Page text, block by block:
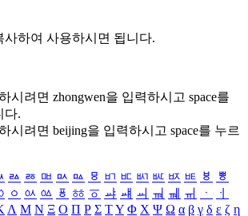
사하여 사용하시면 됩니다.
시려면 zhongwen을 입력하시고 space를
다.
시려면 beijing을 입력하시고 space를 누르
ㅬ ㅭ ㅮ ㅯ ㅰ ㅱ ㅲ ㅳ ㅴ ㅵ ㅶ ㅷ ㅸ
ㅹ
ㆁ ㆂ ㆃ ㆄ ㆅ ㆆ ㆇ ㆈ ㆉ ㆊ ㆋ ㆌ ㆍ
ㆎ
Λ Μ Ν Ξ Ο Π Ρ Σ ΤΥ Φ Χ Ψ Ω α β γ δ ε ζ η